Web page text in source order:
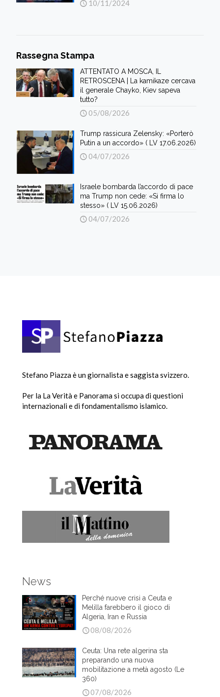
10/11/2024
Rassegna Stampa
ATTENTATO A MOSCA, IL
RETROSCENA | La kamikaze cercava
il generale Chayko, Kiev sapeva
tutto?
05/08/2026
Trump rassicura Zelensky: «Porterò
Putin a un accordo» ( LV 17.06.2026)
04/07/2026
Israele bombarda l’accordo di pace
ma Trump non cede: «Si firma lo
stesso» ( LV 15.06.2026)
04/07/2026
Stefano Piazza è un giornalista e saggista svizzero.
Per la La Verità e Panorama si occupa di questioni
internazionali e di fondamentalismo islamico.
News
Perché nuove crisi a Ceuta e
Melilla farebbero il gioco di
Algeria, Iran e Russia
08/08/2026
Ceuta: Una rete algerina sta
preparando una nuova
mobilitazione a metà agosto (Le
360)
07/08/2026